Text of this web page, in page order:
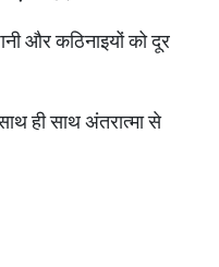
और कठिनाइयों को दूर
ही साथ अंतरात्मा से